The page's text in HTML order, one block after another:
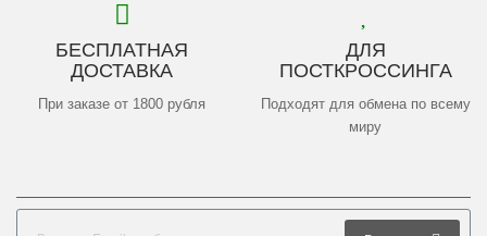
БЕСПЛАТНАЯ
ДОСТАВКА
При заказе от 1800 рубля
ДЛЯ
ПОСТКРОССИНГА
Подходят для обмена по всему
миру